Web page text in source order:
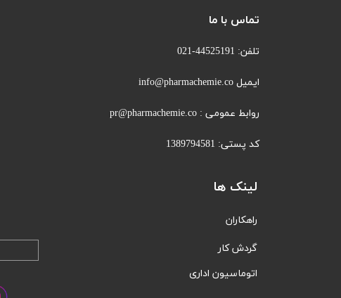
تماس با ما
تلفن: 44525191-021
ایمیل info@pharmachemie.co
روابط عمومی : pr@pharmachemie.co
کد پستی: 1389794581
لینک ها
راهکاران
​​گردش کار
اتوماسیون اداری